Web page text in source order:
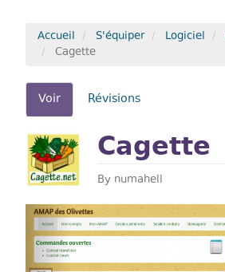
Accueil S'équiper Logiciel
Cagette
Onglets
principaux
Voir (onglet
actif)
Révisions
Cagette
By numahell
Previous